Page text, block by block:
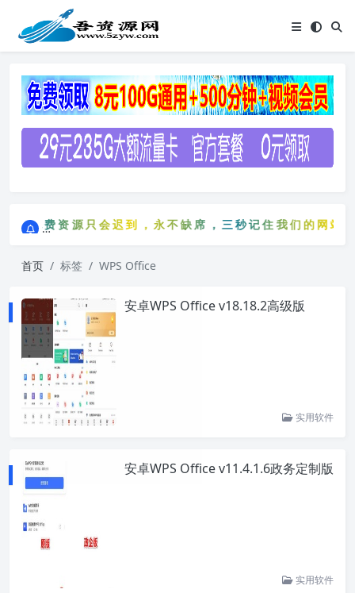
免费资源只会迟到，永不缺席，三秒记住我们的网站
免费资源只会迟到，永不缺席，三秒记住我们的
首页 标签 WPS Office
安卓WPS Office v18.18.2高级版
实用软件
安卓WPS Office v11.4.1.6政务定制版
实用软件